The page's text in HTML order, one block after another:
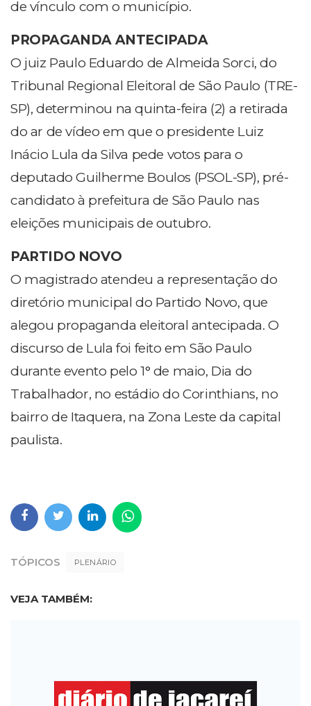
de vínculo com o município.
PROPAGANDA ANTECIPADA
O juiz Paulo Eduardo de Almeida Sorci, do
Tribunal Regional Eleitoral de São Paulo (TRE-
SP), determinou na quinta-feira (2) a retirada
do ar de vídeo em que o presidente Luiz
Inácio Lula da Silva pede votos para o
deputado Guilherme Boulos (PSOL-SP), pré-
candidato à prefeitura de São Paulo nas
eleições municipais de outubro.
PARTIDO NOVO
O magistrado atendeu a representação do
diretório municipal do Partido Novo, que
alegou propaganda eleitoral antecipada. O
discurso de Lula foi feito em São Paulo
durante evento pelo 1° de maio, Dia do
Trabalhador, no estádio do Corinthians, no
bairro de Itaquera, na Zona Leste da capital
paulista.
TÓPICOS PLENÁRIO
VEJA TAMBÉM: